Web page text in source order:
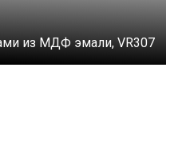
из МДФ эмали, VR307